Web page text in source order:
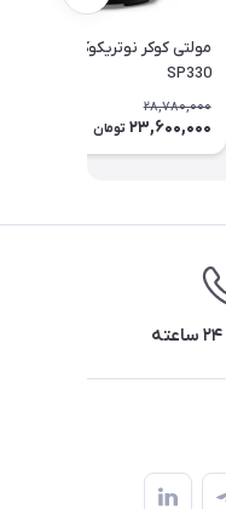
مولتی کوکر نوتریکوک مدل
SP330
28,780,000
23,600,000 تومان